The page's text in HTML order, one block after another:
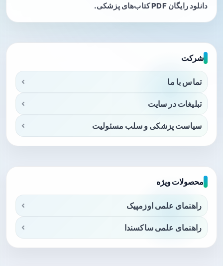
دانلود رایگان PDF کتاب‌های پزشکی.
شرکت
تماس با ما
تبلیغات در سایت
سیاست پزشکی و سلب مسئولیت
محصولات ویژه
راهنمای علمی اوزمپیک
راهنمای علمی ساکسندا